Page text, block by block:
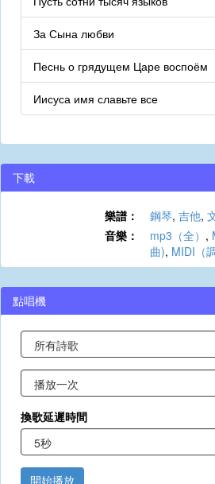
За Сына любви
Песнь о грядущем Царе воспоём
Иисуса имя славьте все
下載
樂譜： 鋼琴, 吉他,
音樂：
mp3（全） ,
曲), MIDI（調
點唱機
換歌延遲時間
開始播放